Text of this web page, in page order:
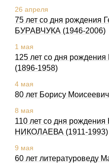
26 апреля
75 лет со дня рождения
БУРАВЧУКА (1946-2006)
1 мая
125 лет со дня
(1896-1958)
4 мая
80 лет Борису
8 мая
110 лет со дня
НИКОЛАЕВА (1911-1993)
9 мая
60 лет литературоведу